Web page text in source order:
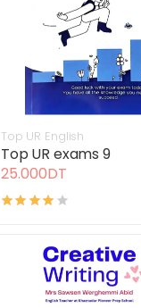
Top UR English
Top UR exams 9
25.000DT